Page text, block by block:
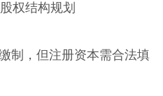
权结构规划
制，但注册资本需合法填